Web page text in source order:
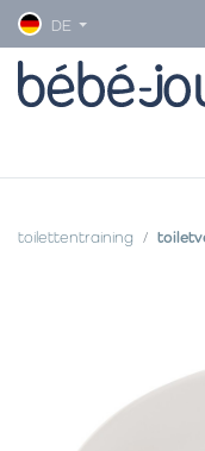
DE
toilettentraining